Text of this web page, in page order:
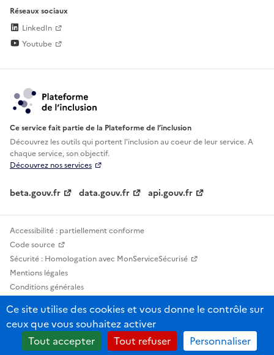
Réseaux sociaux
LinkedIn
Youtube
Ce service fait partie de la Plateforme de l’inclusion
Découvrez les outils qui portent l'inclusion aucoeur de leur service. A
chaque service, son objectif.
Découvrez nos services
beta.gouv.fr data.gouv.fr api.gouv.fr
Accessibilité : partiellement conforme
Code source
Sécurité : Homologation avec MonServiceSécurisé
Mentions légales
Conditions générales
Statistiques, lexiques et indicateurs
Sauf mention contraire, tous les contenus de ce site sont sous licence
etalab-2.0
Ce site utilise des cookies et vous donne le contrôle sur
ceux que vous souhaitez activer
Tout accepter
Tout refuser Personnaliser